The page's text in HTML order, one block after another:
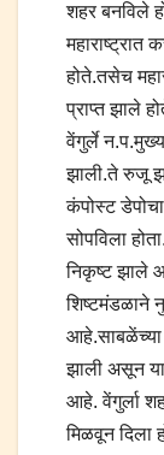
शहर बनविले
महाराष्ट्रात
होते.तसेच
प्राप्त झाले
वेंगुर्ले
झाली.ते रुजू
कंपोस्ट
सोपविला
निकृष्ट झाले
शिष्टमंडळाने
आहे.साबळेंच्या
झाली असून
आहे. वेंगुर्ला
मिळवून दिला